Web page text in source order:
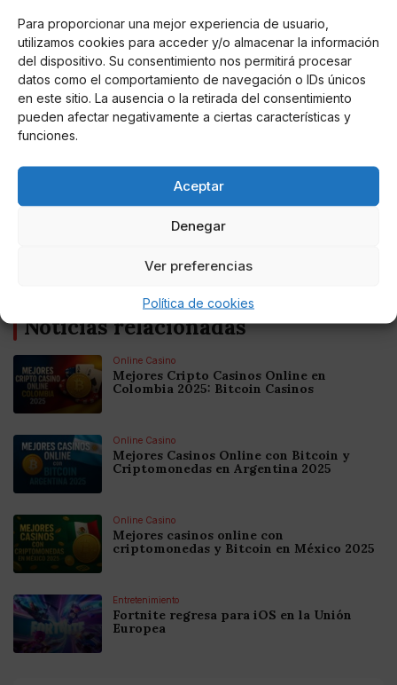
Para proporcionar una mejor experiencia de usuario,
utilizamos cookies para acceder y/o almacenar la información
del dispositivo. Su consentimiento nos permitirá procesar
datos como el comportamiento de navegación o IDs únicos
en este sitio. La ausencia o la retirada del consentimiento
pueden afectar negativamente a ciertas características y
funciones.
Aceptar
Denegar
Ver preferencias
Política de cookies
del voto, con el PP pisándole los talones
Noticias relacionadas
Online Casino
Mejores Cripto Casinos Online en
Colombia 2025: Bitcoin Casinos
Online Casino
Mejores Casinos Online con Bitcoin y
Criptomonedas en Argentina 2025
Online Casino
Mejores casinos online con
criptomonedas y Bitcoin en México 2025
Entretenimiento
Fortnite regresa para iOS en la Unión
Europea